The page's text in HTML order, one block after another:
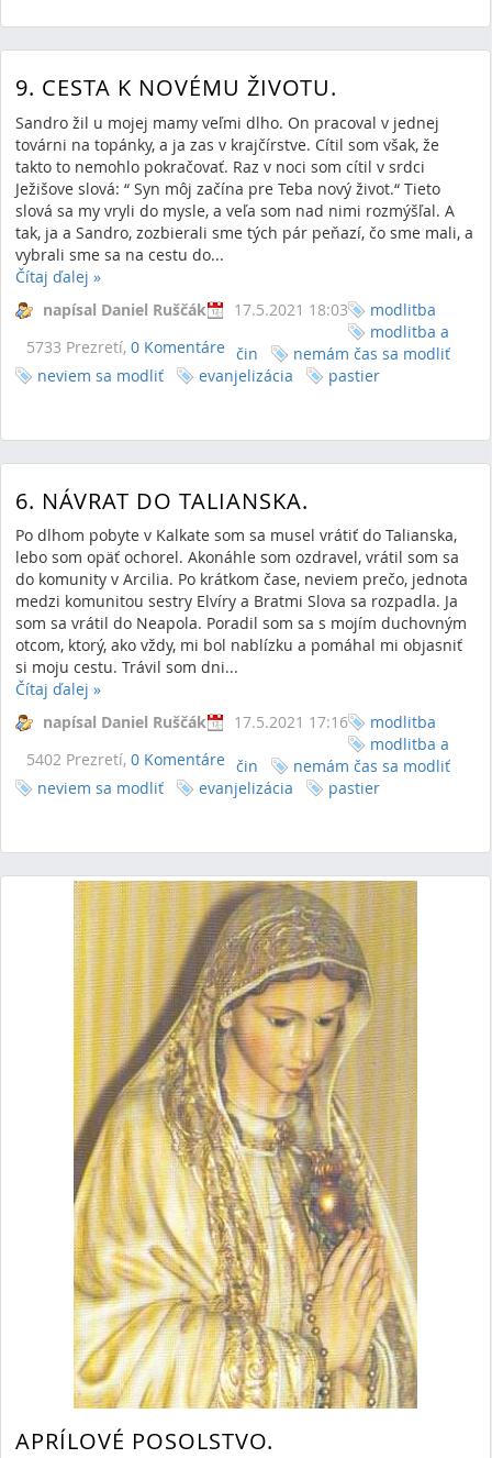
9. CESTA K NOVÉMU ŽIVOTU.
Sandro žil u mojej mamy veľmi dlho. On pracoval v jednej
továrni na topánky, a ja zas v krajčírstve. Cítil som však, že
takto to nemohlo pokračovať. Raz v noci som cítil v srdci
Ježišove slová: “ Syn môj začína pre Teba nový život.“ Tieto
slová sa my vryli do mysle, a veľa som nad nimi rozmýšľal. A
tak, ja a Sandro, zozbierali sme tých pár peňazí, čo sme mali, a
vybrali sme sa na cestu do...
Čítaj ďalej »
napísal Daniel Ruščák
17.5.2021 18:03
5733 Prezretí, 0 Komentáre
modlitba
modlitba a
čin
nemám čas sa modliť
neviem sa modliť
evanjelizácia pastier
6. NÁVRAT DO TALIANSKA.
Po dlhom pobyte v Kalkate som sa musel vrátiť do Talianska,
lebo som opäť ochorel. Akonáhle som ozdravel, vrátil som sa
do komunity v Arcilia. Po krátkom čase, neviem prečo, jednota
medzi komunitou sestry Elvíry a Bratmi Slova sa rozpadla. Ja
som sa vrátil do Neapola. Poradil som sa s mojím duchovným
otcom, ktorý, ako vždy, mi bol nablízku a pomáhal mi objasniť
si moju cestu. Trávil som dni...
Čítaj ďalej »
napísal Daniel Ruščák
17.5.2021 17:16
5402 Prezretí, 0 Komentáre
modlitba
modlitba a
čin
nemám čas sa modliť
neviem sa modliť
evanjelizácia pastier
APRÍLOVÉ POSOLSTVO.